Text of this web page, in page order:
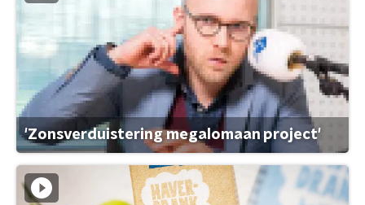
'Zonsverduistering megalomaan project'